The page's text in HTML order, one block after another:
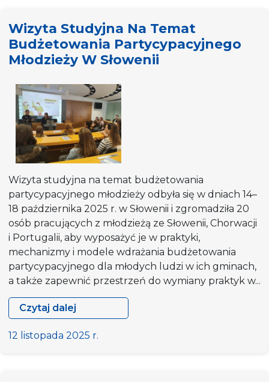
“+Talento”
(Public
Policy
Data
Analyst)
Wizyta Studyjna Na Temat
Budżetowania Partycypacyjnego
Młodzieży W Słowenii
Wizyta studyjna na temat budżetowania
partycypacyjnego młodzieży odbyła się w dniach 14–
18 października 2025 r. w Słowenii i zgromadziła 20
osób pracujących z młodzieżą ze Słowenii, Chorwacji
i Portugalii, aby wyposażyć je w praktyki,
mechanizmy i modele wdrażania budżetowania
partycypacyjnego dla młodych ludzi w ich gminach,
a także zapewnić przestrzeń do wymiany praktyk w...
Czytaj dalej
Wizyta
studyjna
12 listopada 2025 r.